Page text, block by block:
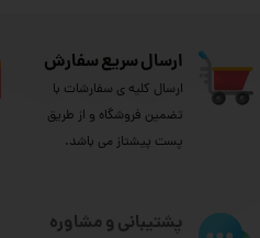
ارسال سریع سفارش
ارسال کلیه ی سفارشات با
تضمین فروشگاه و از طریق
پست پیشتاز می باشد.
پشتیبانی و مشاوره